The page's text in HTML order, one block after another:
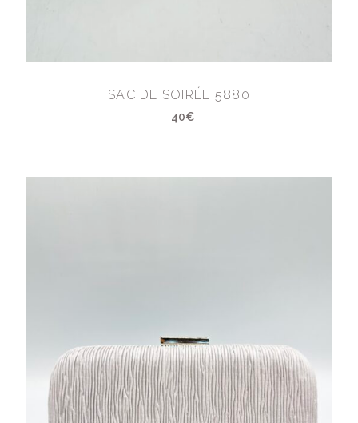
SAC DE SOIRÉE 5880
40€